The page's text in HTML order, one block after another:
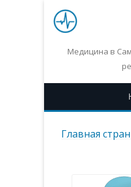
Медицина в
Главная